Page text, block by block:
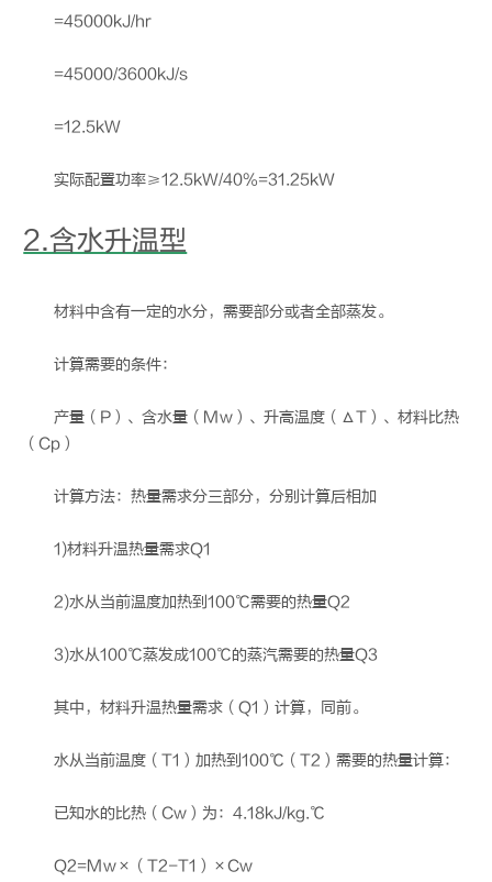
=45000kJ/hr
=45000/3600kJ/s
=12.5kW
实际配置功率≥12.5kW/40%=31.25kW
2.含水升温型
材料中含有一定的水分，需要部分或者全部蒸发。
计算需要的条件：
产量（P）、含水量（Mw）、升高温度（ΔT）、材料比热
（Cp）
计算方法：热量需求分三部分，分别计算后相加
1)材料升温热量需求Q1
2)水从当前温度加热到100℃需要的热量Q2
3)水从100℃蒸发成100℃的蒸汽需要的热量Q3
其中，材料升温热量需求（Q1）计算，同前。
水从当前温度（T1）加热到100℃（T2）需要的热量计算：
已知水的比热（Cw）为：4.18kJ/kg.℃
Q2=Mw×（T2-T1）×Cw